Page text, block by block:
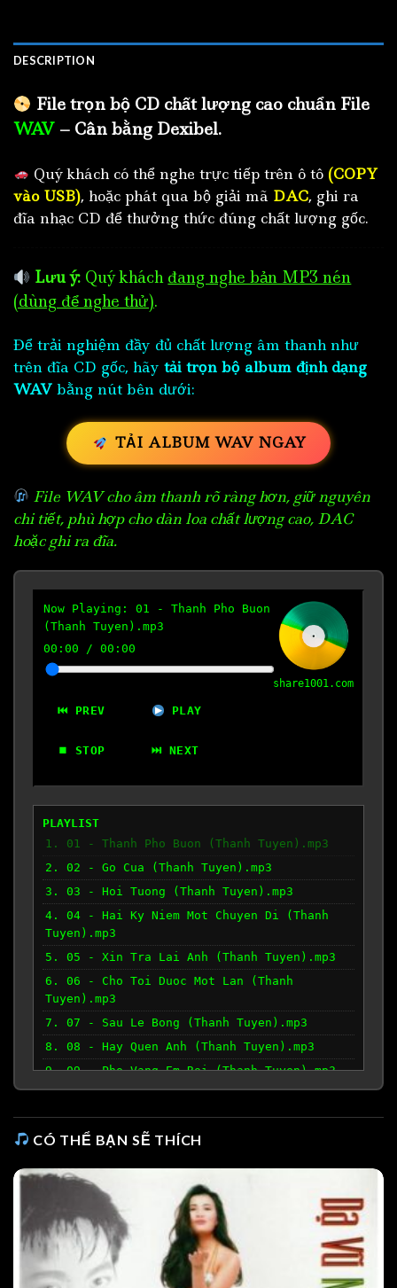
DESCRIPTION
File trọn bộ CD chất lượng cao chuẩn File
WAV – Cân bằng Dexibel.
Quý khách có thể nghe trực tiếp trên ô tô (COPY
vào USB), hoặc phát qua bộ giải mã DAC, ghi ra
đĩa nhạc CD để thưởng thức đúng chất lượng gốc.
Lưu ý: Quý khách đang nghe bản MP3 nén
(dùng để nghe thử).
Để trải nghiệm đầy đủ chất lượng âm thanh như
trên đĩa CD gốc, hãy tải trọn bộ album định dạng
WAV bằng nút bên dưới:
TẢI ALBUM WAV NGAY
File WAV cho âm thanh rõ ràng hơn, giữ nguyên
chi tiết, phù hợp cho dàn loa chất lượng cao, DAC
hoặc ghi ra đĩa.
Now Playing: 01 - Thanh Pho Buon
(Thanh Tuyen).mp3
00:00 / 00:00
⏮ PREV PLAY
⏹ STOP ⏭ NEXT
share1001.com
PLAYLIST
1. 01 - Thanh Pho Buon (Thanh Tuyen).mp3
2. 02 - Go Cua (Thanh Tuyen).mp3
3. 03 - Hoi Tuong (Thanh Tuyen).mp3
4. 04 - Hai Ky Niem Mot Chuyen Di (Thanh
Tuyen).mp3
5. 05 - Xin Tra Lai Anh (Thanh Tuyen).mp3
6. 06 - Cho Toi Duoc Mot Lan (Thanh
Tuyen).mp3
7. 07 - Sau Le Bong (Thanh Tuyen).mp3
8. 08 - Hay Quen Anh (Thanh Tuyen).mp3
9. 09 - Pho Vang Em Roi (Thanh Tuyen).mp3
10. 10 - Ngan Thu Vinh Biet (Thanh
CÓ THỂ BẠN SẼ THÍCH